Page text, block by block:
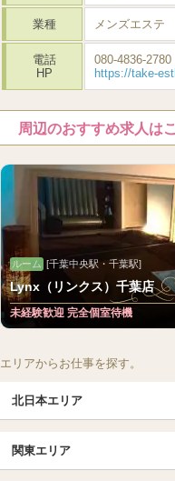
業種 メンズエステ
電話
HP
080-4836-2780
https://take-
周辺のおすすめ求人は
ルーム [千葉中央駅・千葉駅]
Lynx（リンクス）千葉店
未経験歓迎 完全個室待機
エリアからお仕事を探す。
北日本エリア
北海道（札幌・旭川・函館
関東エリア